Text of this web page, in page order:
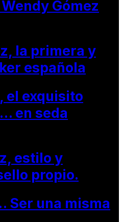
Gómez
la primera y
española
el exquisito
en seda
estilo y
propio.
Ser una misma